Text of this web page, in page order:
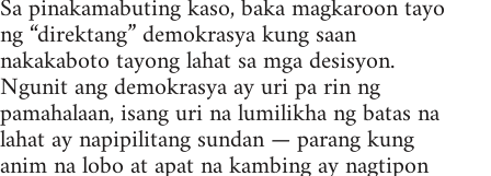
Sa pinakamabuting kaso, baka magkaroon tayo
ng “direktang” demokrasya kung saan
nakakaboto tayong lahat sa mga desisyon.
Ngunit ang demokrasya ay uri pa rin ng
pamahalaan, isang uri na lumilikha ng batas na
lahat ay napipilitang sundan — parang kung
anim na lobo at apat na kambing ay nagtipon